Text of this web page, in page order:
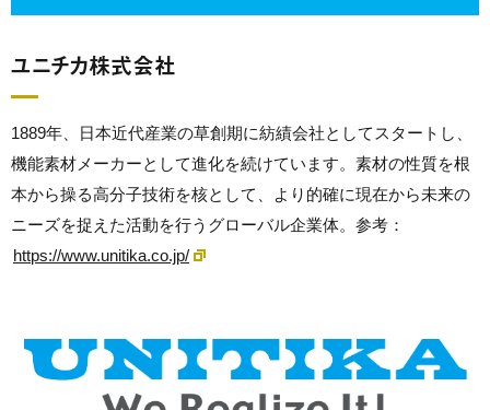
ユニチカ株式会社
1889年、日本近代産業の草創期に紡績会社としてスタートし、
機能素材メーカーとして進化を続けています。素材の性質を根
本から操る高分子技術を核として、より的確に現在から未来の
ニーズを捉えた活動を行うグローバル企業体。参考：
https://www.unitika.co.jp/